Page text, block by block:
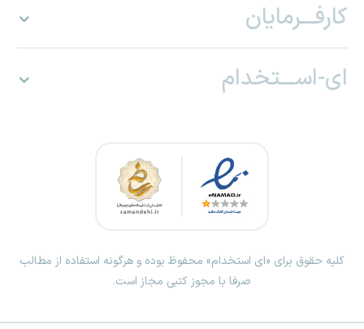
کارفـــرمایان
ای-اســـتخدام
کلیه حقوق برای «ای استخدام» محفوظ بوده و هرگونه استفاده از مطالب
صرفا با مجوز کتبی مجاز است.